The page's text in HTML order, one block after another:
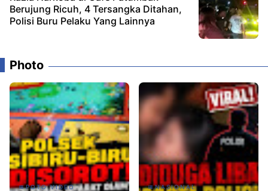
Berujung Ricuh, 4 Tersangka Ditahan,
Polisi Buru Pelaku Yang Lainnya
Photo
POTO VIDEO NASIONAL